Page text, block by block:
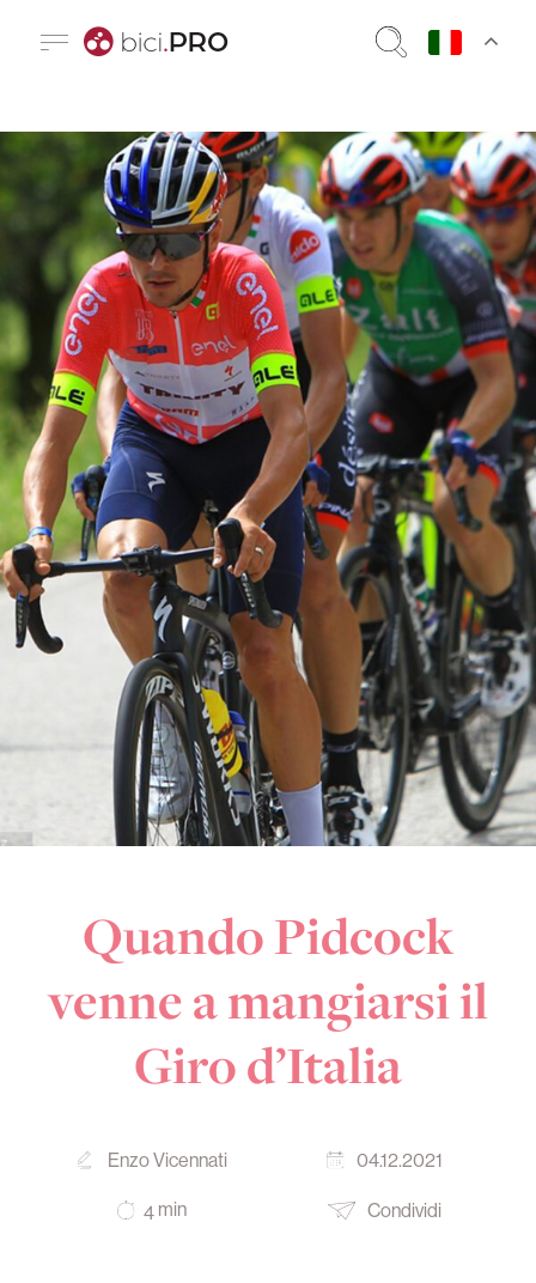
Quando Pidcock
venne a mangiarsi il
Giro d’Italia
Enzo Vicennati 04.12.2021
4 min Condividi